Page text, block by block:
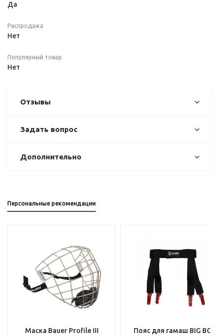
Да
Распродажа
Нет
Популярный товар
Нет
Отзывы
Задать вопрос
Дополнительно
Персональные рекомендации
Маска Bauer Profile III
Пояс для гамаш BIG BOY